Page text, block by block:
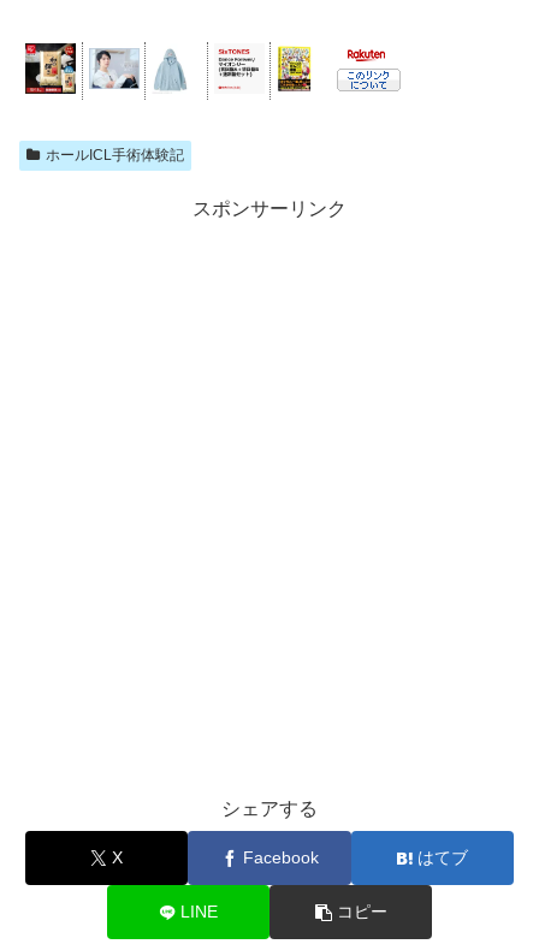
ホールICL手術体験記
スポンサーリンク
シェアする
X Facebook はてブ
LINE コピー